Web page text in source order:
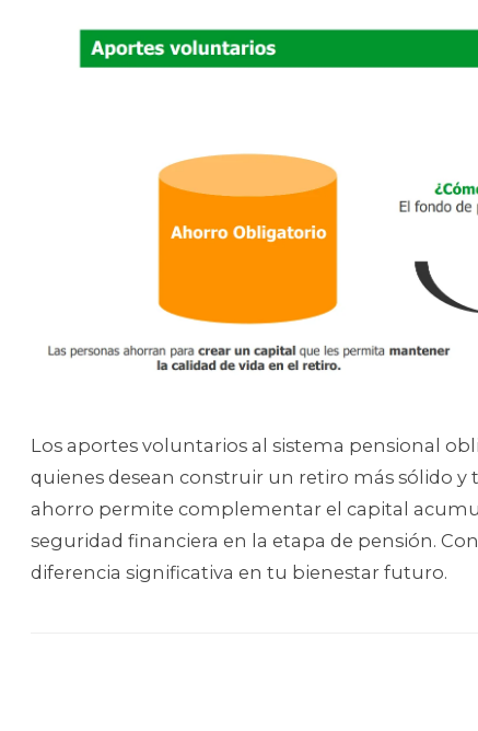
Los aportes voluntarios al sistema pensional
quienes desean construir un retiro más sólido
ahorro permite complementar el capital
seguridad financiera en la etapa de pensión.
diferencia significativa en tu bienestar futuro.